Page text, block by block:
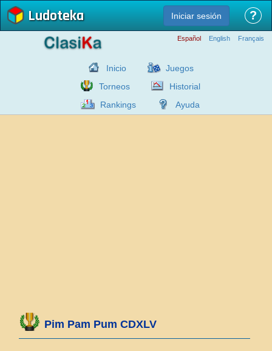
Ludoteka Iniciar sesión ?
Español English Français
Inicio
Juegos
Torneos
Historial
Rankings
Ayuda
Pim Pam Pum CDXLV